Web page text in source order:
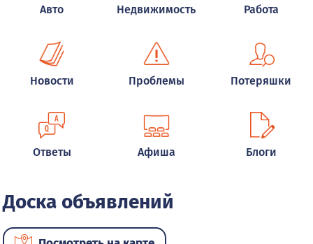
Авто Недвижимость Работа
Новости Проблемы Потеряшки
Ответы Афиша Блоги
Доска объявлений